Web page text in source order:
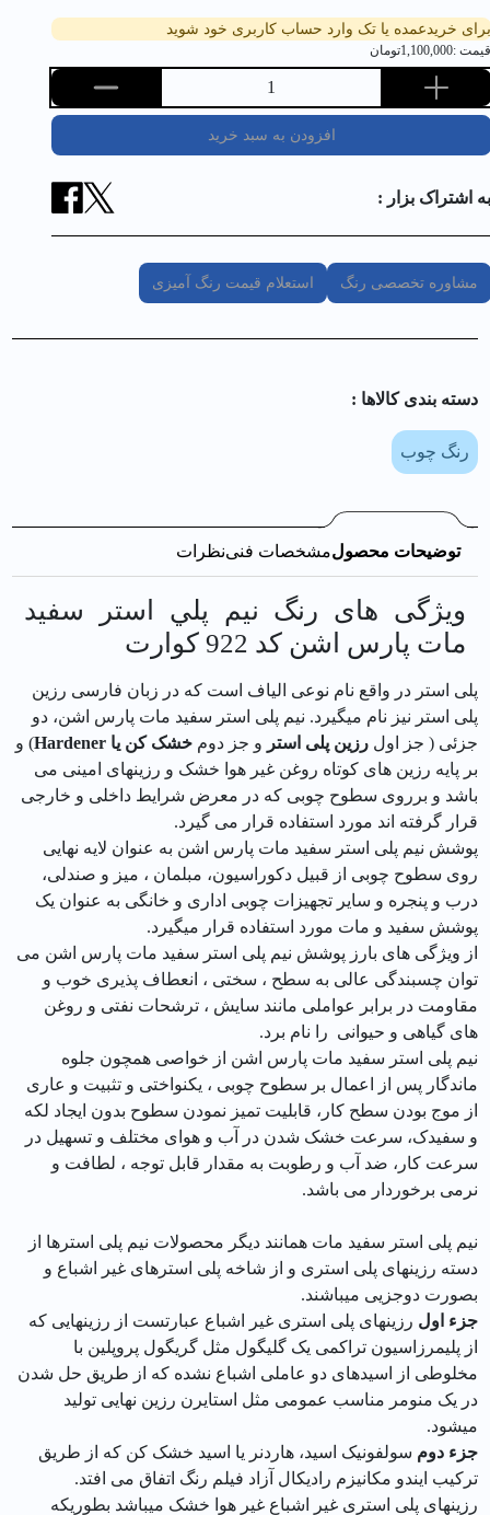
برای خریدعمده یا تک وارد حساب کاربری خود شوید
قیمت :1,100,000تومان
1
افزودن به سبد خرید
به اشتراک بزار :
مشاوره تخصصی رنگ استعلام قیمت رنگ آمیزی
دسته بندی کالا‌ها :
رنگ چوب
توضیحات محصولمشخصات فنینظرات
ویژگی های رنگ نيم پلي استر سفيد
مات پارس اشن کد 922 كوارت
پلی استر در واقع نام نوعی الیاف است که در زبان فارسی رزین
پلی استر نیز نام میگیرد. نیم پلی استر سفید مات پارس اشن، دو
جزئی ( جز اولرزین پلی استر و جز دومخشک کن یاHardener) و
بر پایه رزین های کوتاه روغن غیر هوا خشک و رزینهای امینی می
باشد و برروی سطوح چوبی که در معرض شرایط داخلی و خارجی
قرار گرفته اند مورد استفاده قرار می گیرد.
پوشش نیم پلی استر سفید مات پارس اشن به عنوان لایه نهایی
روی سطوح چوبی از قبیل دکوراسیون، مبلمان ، میز و صندلی،
درب و پنجره و سایر تجهیزات چوبی اداری و خانگی به عنوان یک
پوشش سفید و مات مورد استفاده قرار میگیرد.
از ویژگی های بارز پوشش نیم پلی استر سفید مات پارس اشن می
توان چسبندگی عالی به سطح ، سختی ، انعطاف پذیری خوب و
مقاومت در برابر عواملی مانند سایش ، ترشحات نفتی و روغن
های گیاهی و حیوانی را نام برد.
نیم پلی استر سفید مات پارس اشن از خواصی همچون جلوه
ماندگار پس از اعمال بر سطوح چوبی ، یکنواختی و تثبیت و عاری
از موج بودن سطح کار، قابلیت تمیز نمودن سطوح بدون ایجاد لکه
و سفیدک، سرعت خشک شدن در آب و هوای مختلف و تسهیل در
سرعت کار، ضد آب و رطوبت به مقدار قابل توجه ، لطافت و
نرمی برخوردار می باشد.
نیم پلی استر سفید مات همانند دیگر محصولات نیم پلی استرها از
دسته رزینهای پلی استری و از شاخه پلی استرهای غیر اشباع و
بصورت دوجزیی میباشند.
جزء اول رزینهای پلی استری غیر اشباع عبارتست از رزینهایی که
از پلیمرزاسیون تراکمی یک گلیگول مثل گریگول پروپلین با
مخلوطی از اسیدهای دو عاملی اشباع نشده که از طریق حل شدن
در یک منومر مناسب عمومی مثل استایرن رزین نهایی تولید
میشود.
جزء دوم سولفونیک اسید، هاردنر یا اسید خشک کن که از طریق
ترکیب ایندو مکانیزم رادیکال آزاد فیلم رنگ اتفاق می افتد.
رزینهای پلی استری غیر اشباع غیر هوا خشک میباشد بطوریکه